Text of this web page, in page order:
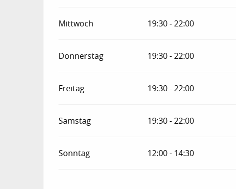
Mittwoch 19:30 - 22:00
Donnerstag 19:30 - 22:00
Freitag 19:30 - 22:00
Samstag 19:30 - 22:00
Sonntag 12:00 - 14:30